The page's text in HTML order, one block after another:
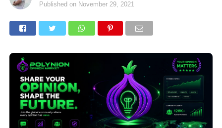
Published on November 29, 2021